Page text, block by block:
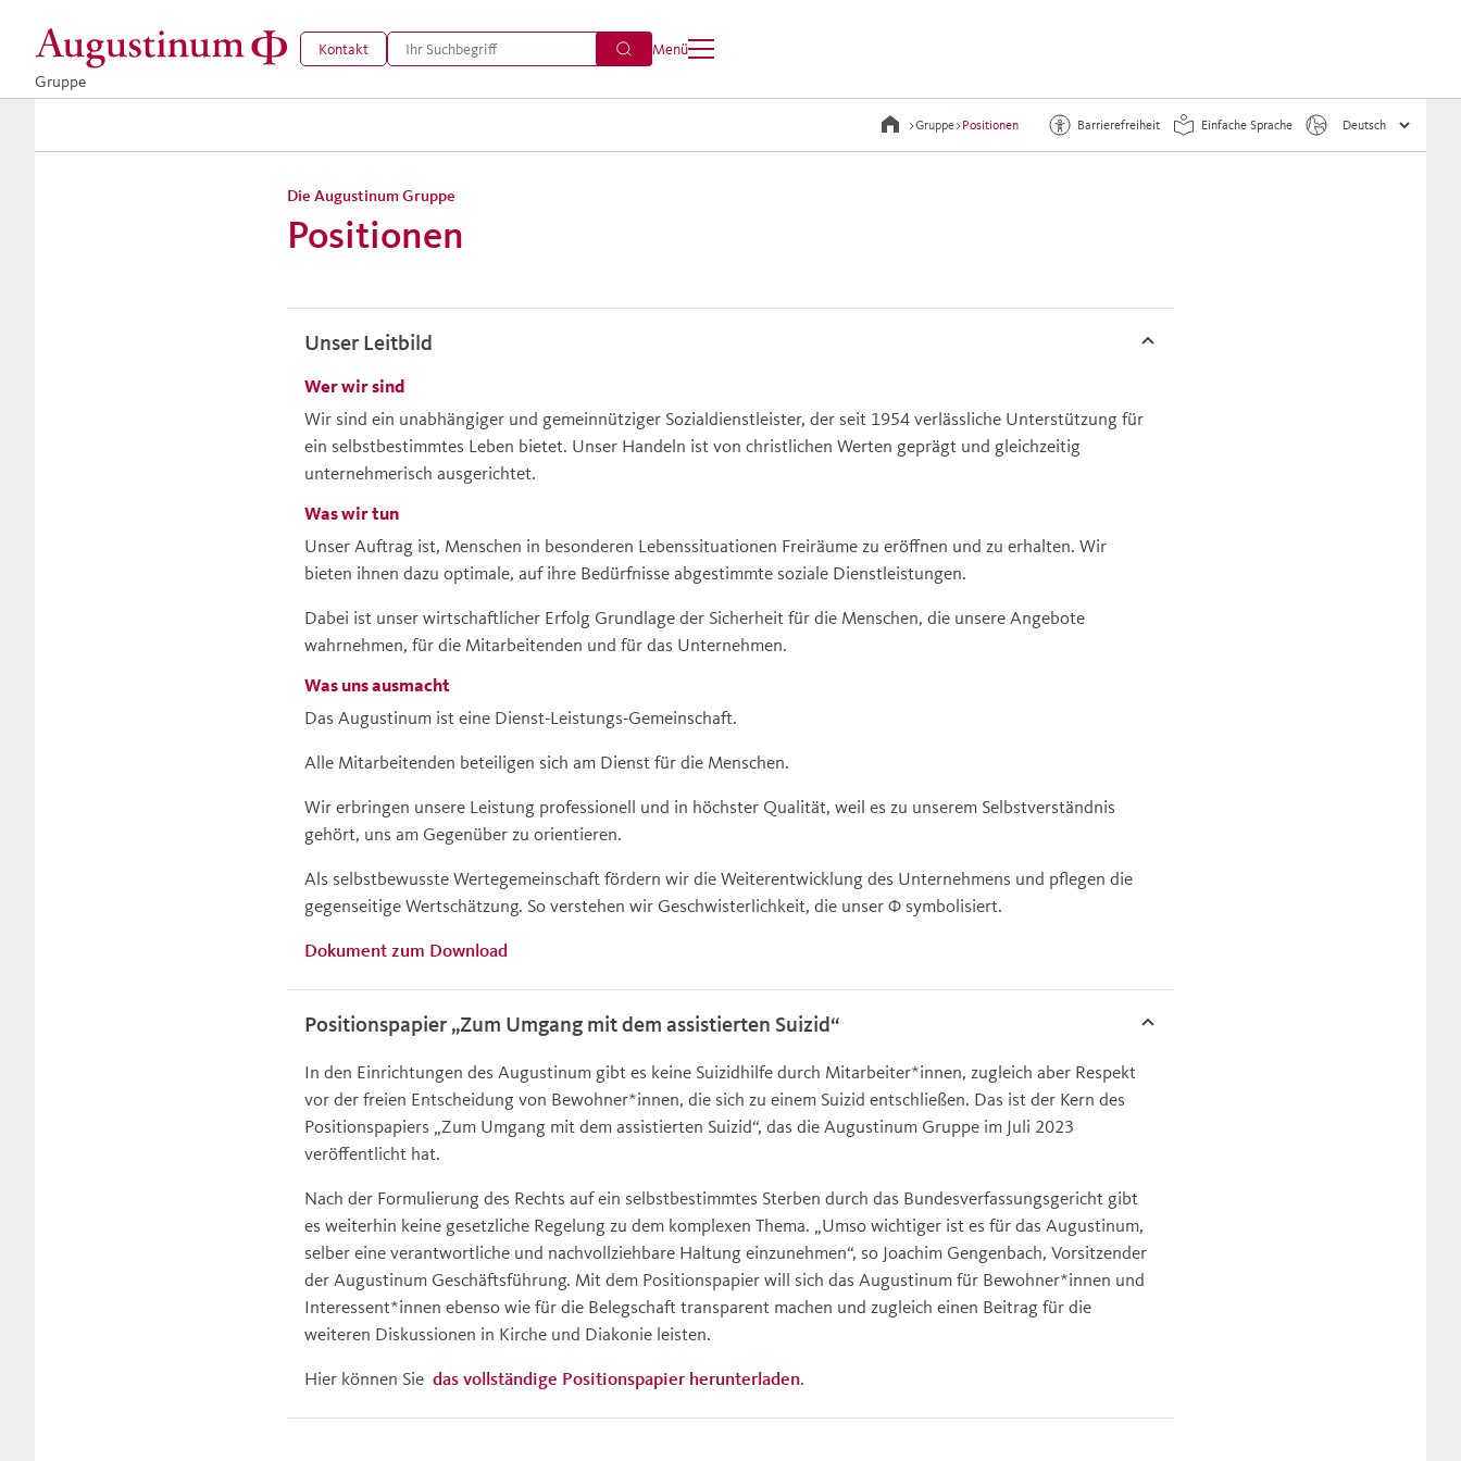
Gruppe
Kontakt Menü
>Gruppe> Positionen Barrierefreiheit Einfache Sprache
Positionen
Die Augustinum Gruppe
Unser Leitbild
Wer wir sind
Wir sind ein unabhängiger und gemeinnütziger Sozialdienstleister, der seit 1954 verlässliche Unterstützung für
ein selbstbestimmtes Leben bietet. Unser Handeln ist von christlichen Werten geprägt und gleichzeitig
unternehmerisch ausgerichtet.
Was wir tun
Unser Auftrag ist, Menschen in besonderen Lebenssituationen Freiräume zu eröffnen und zu erhalten. Wir
bieten ihnen dazu optimale, auf ihre Bedürfnisse abgestimmte soziale Dienstleistungen.
Dabei ist unser wirtschaftlicher Erfolg Grundlage der Sicherheit für die Menschen, die unsere Angebote
wahrnehmen, für die Mitarbeitenden und für das Unternehmen.
Was uns ausmacht
Das Augustinum ist eine Dienst-Leistungs-Gemeinschaft.
Alle Mitarbeitenden beteiligen sich am Dienst für die Menschen.
Wir erbringen unsere Leistung professionell und in höchster Qualität, weil es zu unserem Selbstverständnis
gehört, uns am Gegenüber zu orientieren.
Als selbstbewusste Wertegemeinschaft fördern wir die Weiterentwicklung des Unternehmens und pflegen die
gegenseitige Wertschätzung. So verstehen wir Geschwisterlichkeit, die unser Φ symbolisiert.
Dokument zum Download
Positionspapier „Zum Umgang mit dem assistierten Suizid“
In den Einrichtungen des Augustinum gibt es keine Suizidhilfe durch Mitarbeiter*innen, zugleich aber Respekt
vor der freien Entscheidung von Bewohner*innen, die sich zu einem Suizid entschließen. Das ist der Kern des
Positionspapiers „Zum Umgang mit dem assistierten Suizid“, das die Augustinum Gruppe im Juli 2023
veröffentlicht hat.
Nach der Formulierung des Rechts auf ein selbstbestimmtes Sterben durch das Bundesverfassungsgericht gibt
es weiterhin keine gesetzliche Regelung zu dem komplexen Thema. „Umso wichtiger ist es für das Augustinum,
selber eine verantwortliche und nachvollziehbare Haltung einzunehmen“, so Joachim Gengenbach, Vorsitzender
der Augustinum Geschäftsführung. Mit dem Positionspapier will sich das Augustinum für Bewohner*innen und
Interessent*innen ebenso wie für die Belegschaft transparent machen und zugleich einen Beitrag für die
weiteren Diskussionen in Kirche und Diakonie leisten.
Hier können Sie das vollständige Positionspapier herunterladen.